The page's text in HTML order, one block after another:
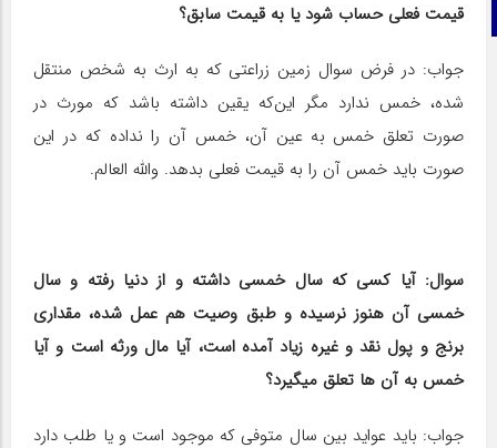
تلگرامقیمت فعلی حساب شود یا به قیمت سابق؟
جواب: در فرض سوال زمین زراعتی که به ارث به شخص منتقل
شده، خمس ندارد مگر این‌که یقین داشته باشد که مورث در
صورت تعلق خمس به عین آن، خمس آن را نداده که در این
صورت باید خمس آن را به قیمت فعلی بدهد. والله العالم.
سوال: آیا کسی که سال خمسی داشته و از دنیا رفته و سال
خمسی آن هنوز نرسیده و طبق وصیت هم عمل شده، مقداری
برنج و پول نقد و غیره زیاد آمده است، آیا مال ورثه است و آیا
خمس به آن ها تعلق می‎گیرد؟
جواب: باید عواید بین سال متوفی که موجود است و یا طلب دارد